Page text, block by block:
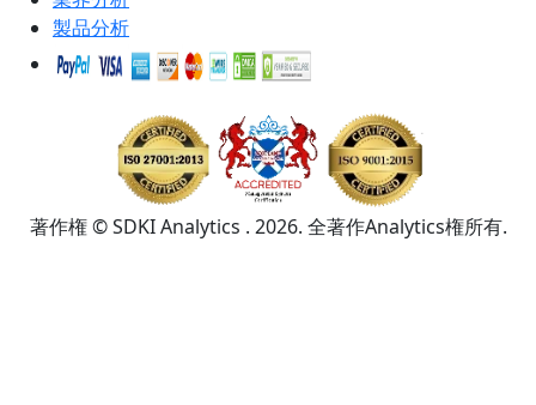
製品分析
著作権 © SDKI Analytics . 2026. 全著作Analytics権所有.